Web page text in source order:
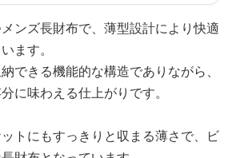
ンズ長財布で、薄型設計により快適
ます。
できる機能的な構造でありながら、
に味わえる仕上がりです。
トにもすっきりと収まる薄さで、ビ